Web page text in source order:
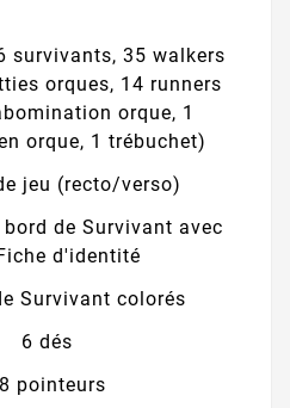
survivants, 35 walkers
orques, 14 runners
orque, 1
orque, 1 trébuchet)
jeu (recto/verso)
de Survivant avec
d'identité
Survivant colorés
6 dés
pointeurs